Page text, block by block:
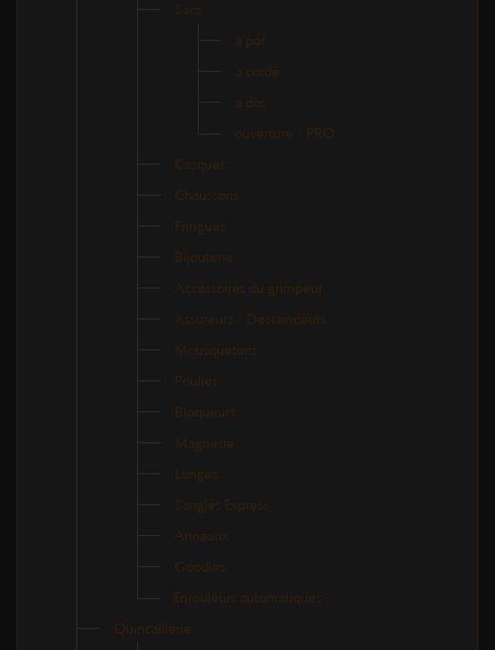
Sacs
à pof
à corde
à dos
ouverture / PRO
Casques
Chaussons
Fringues
Bijouterie
Accessoires du grimpeur
Assureurs / Descendeurs
Mousquetons
Poulies
Bloqueurs
Magnésie
Longes
Sangles Express
Anneaux
Goodies
Enrouleurs automatiques
Quincaillerie